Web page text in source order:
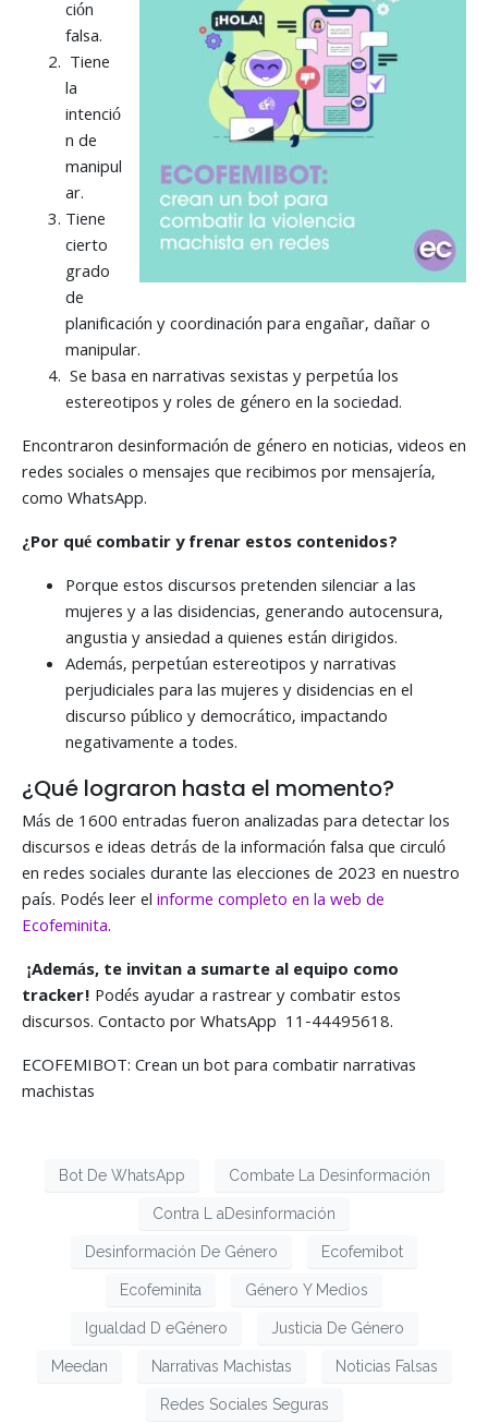
ción
falsa.
Tiene
la
intenció
n de
manipul
ar.
Tiene
cierto
grado
de
planificación y coordinación para engañar, dañar o
manipular.
Se basa en narrativas sexistas y perpetúa los
estereotipos y roles de género en la sociedad.
Encontraron desinformación de género en noticias, videos en
redes sociales o mensajes que recibimos por mensajería,
como WhatsApp.
¿Por qué combatir y frenar estos contenidos?
Porque estos discursos pretenden silenciar a las
mujeres y a las disidencias, generando autocensura,
angustia y ansiedad a quienes están dirigidos.
Además, perpetúan estereotipos y narrativas
perjudiciales para las mujeres y disidencias en el
discurso público y democrático, impactando
negativamente a todes.
¿Qué lograron hasta el momento?
Más de 1600 entradas fueron analizadas para detectar los
discursos e ideas detrás de la información falsa que circuló
en redes sociales durante las elecciones de 2023 en nuestro
país. Podés leer elinforme completo en la web de
Ecofeminita.
¡Además, te invitan a sumarte al equipo como
tracker! Podés ayudar a rastrear y combatir estos
discursos. Contacto por WhatsApp 11-44495618.
ECOFEMIBOT: Crean un bot para combatir narrativas
machistas
Bot De WhatsApp Combate La Desinformación
Contra L aDesinformación
Desinformación De Género Ecofemibot
Ecofeminita Género Y Medios
Igualdad D eGénero Justicia De Género
Meedan Narrativas Machistas Noticias Falsas
Redes Sociales Seguras